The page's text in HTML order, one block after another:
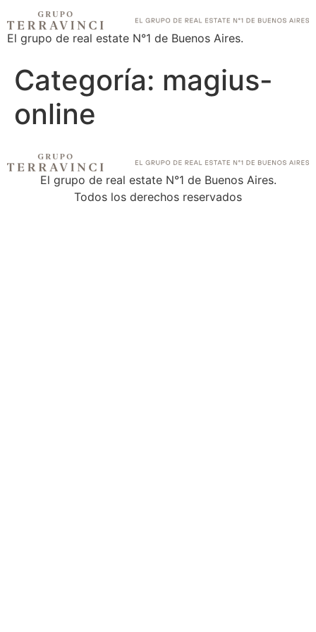
El grupo de real estate N°1 de Buenos Aires.
Categoría: magius-
online
El grupo de real estate N°1 de Buenos Aires.
Todos los derechos reservados